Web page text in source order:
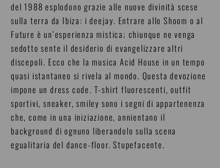
del 1988 esplodono grazie alle nuove divinità scese
sulla terra da Ibiza: i deejay. Entrare allo Shoom o al
Future è un’esperienza mistica; chiunque ne venga
sedotto sente il desiderio di evangelizzare altri
discepoli. Ecco che la musica Acid House in un tempo
quasi istantaneo si rivela al mondo. Questa devozione
impone un dress code. T-shirt fluorescenti, outfit
sportivi, sneaker, smiley sono i segni di appartenenza
che, come in una iniziazione, annientano il
background di ognuno liberandolo sulla scena
egualitaria del dance-floor. Stupefacente.